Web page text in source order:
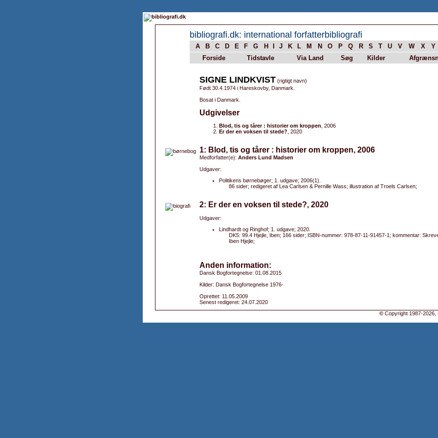
bibliografi.dk: international forfatterbibliografi
A B C D E F G H J K L M N O P Q R S T U V W X Y
Forside
Tidstavle Via Land Søg Kilder
SIGNE LINDKVIST (rigtigt navn)
Født 30.4.1974 i Hareskovby, Danmark.
Bosat i Danmark.
Udgivelser
Blod, tis og tårer : historier om kroppen , 2006
Er der en voksen til stede? , 2020
1: Blod, tis og tårer : historier om kroppen, 2006
Medforfatter(e): Anders Lund Madsen
Udgaver:
Politikens børnebøger; 1. udgave; 2006(1).
86 sider; redigeret af Lea Carlsen & Pernille Wass; illustration af Troels Carlsen;
2: Er der en voksen til stede?, 2020
Udgaver:
Lindhardt og Ringhof; 1. udgave; 2020.
DK5: 99.4 Hjejle, Iben; 166 sider; ISBN-nummer: 978-87-11-91457-1; kommentar:
Iben Hjejle;
Anden information:
Dansk Bogfortegnelse: 01.08.2015
Kilder: Dansk Bogfortegnelse 1976-
Oprettet: 11.05.2009
Senest redigeret: 24.07.2020
© Copyright 1987-